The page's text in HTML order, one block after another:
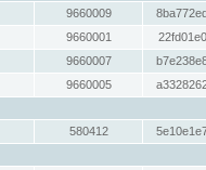
9660009
9660001
9660007
9660005
580412